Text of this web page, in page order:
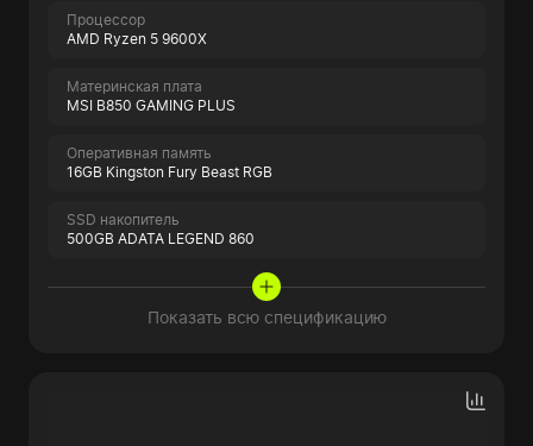
Процессор
AMD Ryzen 5 9600X
Материнская плата
MSI B850 GAMING PLUS
Оперативная память
16GB Kingston Fury Beast RGB
SSD накопитель
500GB ADATA LEGEND 860
Показать всю спецификацию